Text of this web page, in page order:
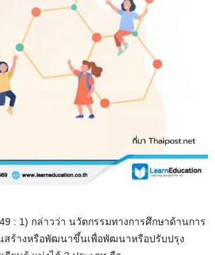
: 1) กล่าวว่า นวัตกรรมทางการศึกษาด้านการ
สร้างหรือพัฒนาขึ้นเพื่อพัฒนาหรือปรับปรุง